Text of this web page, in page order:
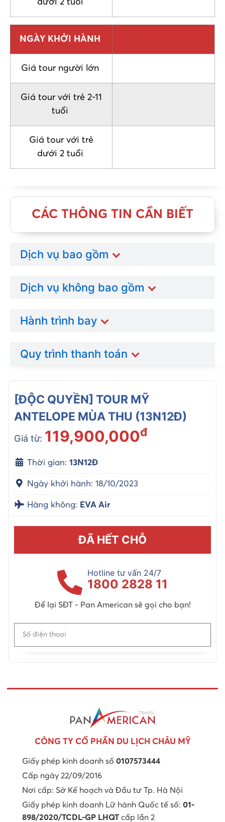
dưới 2 tuổi
NGÀY KHỞI HÀNH
Giá tour người lớn
Giá tour với trẻ 2-11
tuổi
Giá tour với trẻ
dưới 2 tuổi
CÁC THÔNG TIN CẦN BIẾT
Dịch vụ bao gồm
Dịch vụ không bao gồm
Hành trình bay
Quy trình thanh toán
[ĐỘC QUYỀN] TOUR MỸ
ANTELOPE MÙA THU (13N12Đ)
Giá từ: 119,900,000đ
Thời gian:13N12Đ
Ngày khởi hành: 18/10/2023
Hàng không: EVA Air
ĐÃ HẾT CHỖ
Hotline tư vấn 24/7
1800 2828 11
Để lại SĐT - Pan American sẽ gọi cho bạn!
CÔNG TY CỔ PHẦN DU LỊCH CHÂU MỸ
Giấy phép kinh doanh số 0107573444
Cấp ngày 22/09/2016
Nơi cấp: Sở Kế hoạch và Đầu tư Tp. Hà Nội
Giấy phép kinh doanh Lữ hành Quốc tế số: 01-
898/2020/TCDL-GP LHQT cấp lần 2